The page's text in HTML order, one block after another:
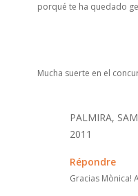
porqué te ha quedado
Mucha suerte en el
PALMIRA,
2011
Répondre
Gracias Mònica!